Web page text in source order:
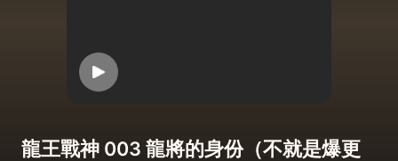
龍王戰神 003 龍將的身份（不就是爆更